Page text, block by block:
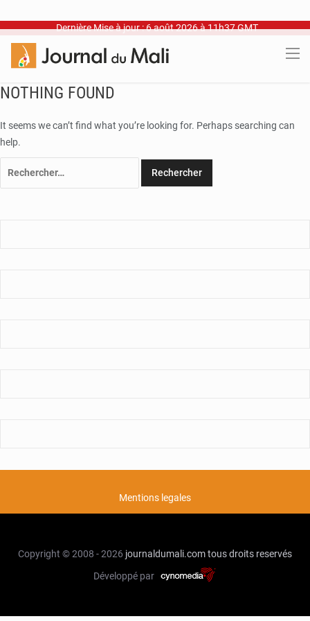
Dernière Mise à jour : 6 août 2026 à 11h37 GMT
NOTHING FOUND
It seems we can’t find what you’re looking for. Perhaps searching can
help.
Mentions legales
Copyright © 2008 - 2026 journaldumali.comtous droits reservés
Développé par